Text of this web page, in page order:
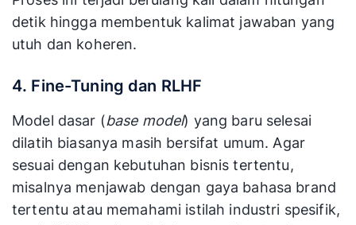
detik hingga membentuk kalimat jawaban yang
utuh dan koheren.
4. Fine-Tuning dan RLHF
Model dasar (base model) yang baru selesai
dilatih biasanya masih bersifat umum. Agar
sesuai dengan kebutuhan bisnis tertentu,
misalnya menjawab dengan gaya bahasa brand
tertentu atau memahami istilah industri spesifik,